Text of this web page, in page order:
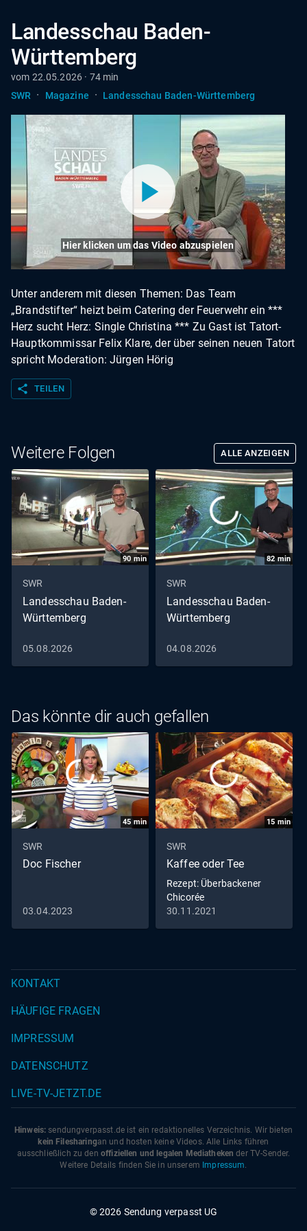
Landesschau Baden-
Württemberg
vom 22.05.2026 · 74 min
SWR
· Magazine · Landesschau Baden-Württemberg
Hier klicken um das Video abzuspielen
Unter anderem mit diesen Themen: Das Team
„Brandstifter“ heizt beim Catering der Feuerwehr ein ***
Herz sucht Herz: Single Christina *** Zu Gast ist Tatort-
Hauptkommissar Felix Klare, der über seinen neuen Tatort
spricht Moderation: Jürgen Hörig
share TEILEN
Weitere Folgen ALLE ANZEIGEN
90 min
SWR
Landesschau Baden-
Württemberg
05.08.2026
82min
SWR
Landesschau Baden-
Württemberg
04.08.2026
Das könnte dir auch gefallen
45 min
SWR
Doc Fischer
03.04.2023
15 min
SWR
Kaffee oder Tee
Rezept: Überbackener
Chicorée
30.11.2021
KONTAKT
HÄUFIGE FRAGEN
IMPRESSUM
DATENSCHUTZ
LIVE-TV-JETZT.DE
Hinweis: sendungverpasst.de ist ein redaktionelles Verzeichnis. Wir bieten
kein Filesharingan und hosten keine Videos. Alle Links führen
ausschließlich zu den offiziellen und legalen Mediatheken der TV-Sender.
Weitere Details finden Sie in unserem Impressum.
© 2026 Sendung verpasst UG